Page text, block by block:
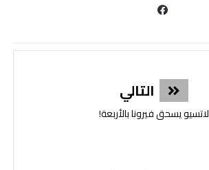
التالي
لاتسيو يسحق فيرونا بالأربعة!